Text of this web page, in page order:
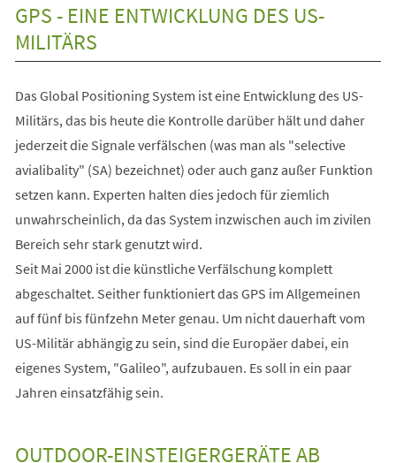
GPS - EINE ENTWICKLUNG DES US-
MILITÄRS
Das Global Positioning System ist eine Entwicklung des US-
Militärs, das bis heute die Kontrolle darüber hält und daher
jederzeit die Signale verfälschen (was man als "selective
avialibality" (SA) bezeichnet) oder auch ganz außer Funktion
setzen kann. Experten halten dies jedoch für ziemlich
unwahrscheinlich, da das System inzwischen auch im zivilen
Bereich sehr stark genutzt wird.
Seit Mai 2000 ist die künstliche Verfälschung komplett
abgeschaltet. Seither funktioniert das GPS im Allgemeinen
auf fünf bis fünfzehn Meter genau. Um nicht dauerhaft vom
US-Militär abhängig zu sein, sind die Europäer dabei, ein
eigenes System, "Galileo", aufzubauen. Es soll in ein paar
Jahren einsatzfähig sein.
OUTDOOR-EINSTEIGERGERÄTE AB